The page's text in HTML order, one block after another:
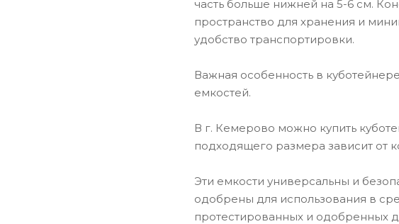
часть больше нижней на 5-6 см.
пространство для хранения и
удобство транспортировки.
Важная особенность в
емкостей.
В г. Кемерово можно купить
подходящего размера зависит от
Эти емкости универсальны и
одобрены для использования в
протестированных и одобренных